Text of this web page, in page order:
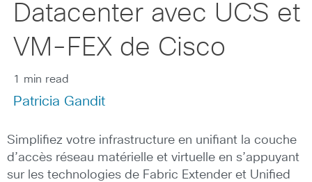
Datacenter avec UCS et
VM-FEX de Cisco
1 min read
Patricia Gandit
Simplifiez votre infrastructure en unifiant la couche
d’accès réseau matérielle et virtuelle en s’appuyant
sur les technologies de Fabric Extender et Unified